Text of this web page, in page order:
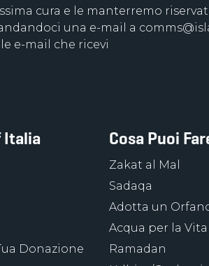
cura e le manterremo
una e-mail a
e-mail che ricevi
Italia
Donazione
Cosa Puoi
Zakat al Mal
Sadaqa
Adotta un
Acqua per la Vita
Ramadan